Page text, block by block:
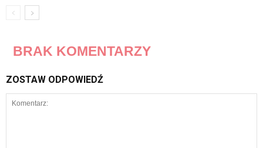
BRAK KOMENTARZY
ZOSTAW ODPOWIEDŹ